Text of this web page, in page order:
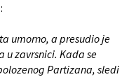
:
umorno, a presudio je
u zavrsnici. Kada se
Partizana, sledi